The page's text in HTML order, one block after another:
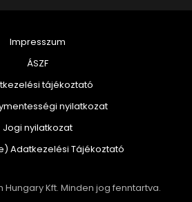
Hungary Kft. Minden jog fenntartva.
Impresszum
ÁSZF
tájékoztató
nyilatkozat
Jogi nyilatkozat
Adatkezelési Tájékoztató